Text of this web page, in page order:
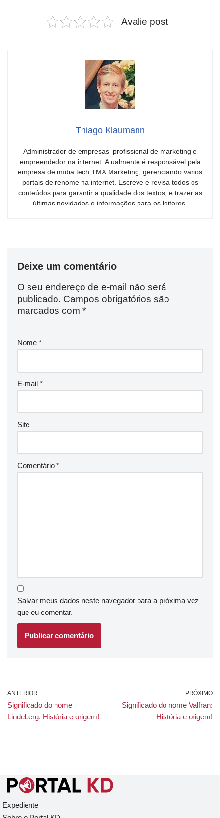
Avalie post
Thiago Klaumann
Administrador de empresas, profissional de marketing e
empreendedor na internet. Atualmente é responsável pela
empresa de mídia tech TMX Marketing, gerenciando vários
portais de renome na internet. Escreve e revisa todos os
conteúdos para garantir a qualidade dos textos, e trazer as
últimas novidades e informações para os leitores.
Deixe um comentário
O seu endereço de e-mail não será
publicado. Campos obrigatórios são
marcados com *
Nome *
E-mail *
Site
Comentário *
Salvar meus dados neste navegador para a próxima vez
que eu comentar.
ANTERIOR
Significado do nome
Lindeberg: História e origem!
PRÓXIMO
Significado do nome Valfran:
História e origem!
Expediente